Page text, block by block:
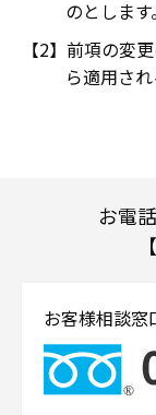
のとします。
前項の変
ら適用され
お電
お客様相談窓